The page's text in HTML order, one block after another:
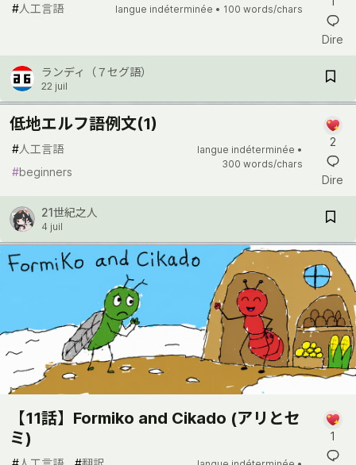
#人工言語 langue indéterminée • 100 words/chars
Dire
ランディ（７セグ語）
22 juil
低地エルフ語例文(1)
#人工言語
#beginners
langue indéterminée •
300 words/chars
2
Dire
21世紀之人
4 juil
【11話】Formiko and Cikado (アリとセ
ミ)
1